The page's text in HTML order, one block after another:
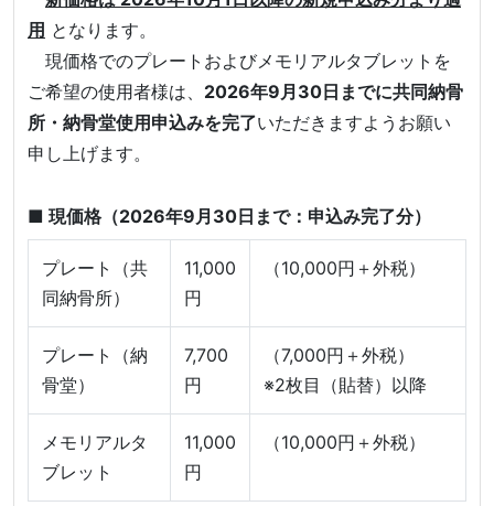
用 となります。
現価格でのプレートおよびメモリアルタブレットを
ご希望の使用者様は、 2026年9月30日までに共同納骨
所・納骨堂使用申込みを完了いただきますようお願い
申し上げます。
■ 現価格（2026年9月30日まで：申込み完了分）
プレート（共
同納骨所）
11,000
円
（10,000円＋外税）
プレート（納
骨堂）
7,700
円
（7,000円＋外税）
※2枚目（貼替）以降
メモリアルタ
ブレット
11,000
円
（10,000円＋外税）